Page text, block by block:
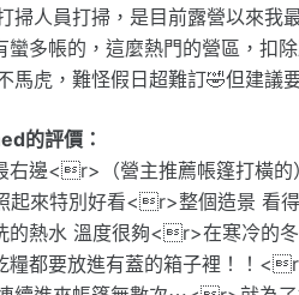
掃人員打掃，是目前露營以來
多帳的，這麼熱門的營區，扣
馬虎，難怪假日超難訂🤣但建議
的評價：
右邊<r>（營主推薦帳篷打橫
來特別好看<r>整個造景 看
熱水 溫度很夠<r>在寒冷的
都要放進有蓋的箱子裡！！